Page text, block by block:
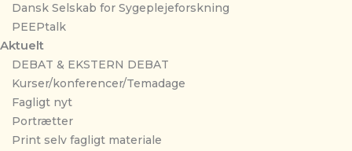
Dansk Selskab for Sygeplejeforskning
PEEPtalk
Aktuelt
DEBAT & EKSTERN DEBAT
Kurser/konferencer/Temadage
Fagligt nyt
Portrætter
Print selv fagligt materiale